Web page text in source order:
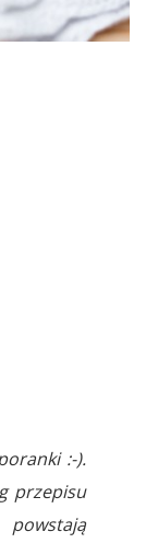
:-).
przepisu